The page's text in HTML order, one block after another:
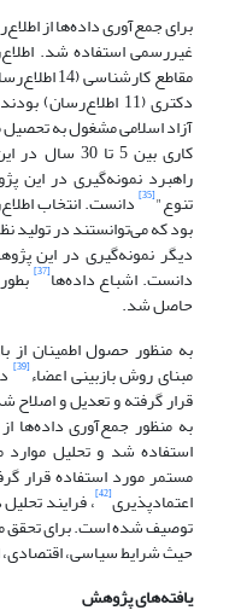
برای جمع‌آوری داده‌ها از
دکتری (11
کاری بین 5
راهبرد نمونه‌گیری در این
تنوع"[35] دانست. انتخاب
بود که می‌توانستند در تولید
دیگر نمونه‌گیری در این
دانست. اشباع داده‌ها[37]
حاصل شد.
به منظور حصول اطمینان از
مبنای روش بازبینی اعضاء [39]
قرار گرفته و تعدیل و
به منظور جمع‌آوری داده‌ها
استفاده شد و تحلیل موارد
مستمر مورد استفاده قرار
اعتمادپذیری[42] ، فرایند
توصیف شده است. برای تحقق
حیث شرایط سیاسی،
یافته‌های پژوهش